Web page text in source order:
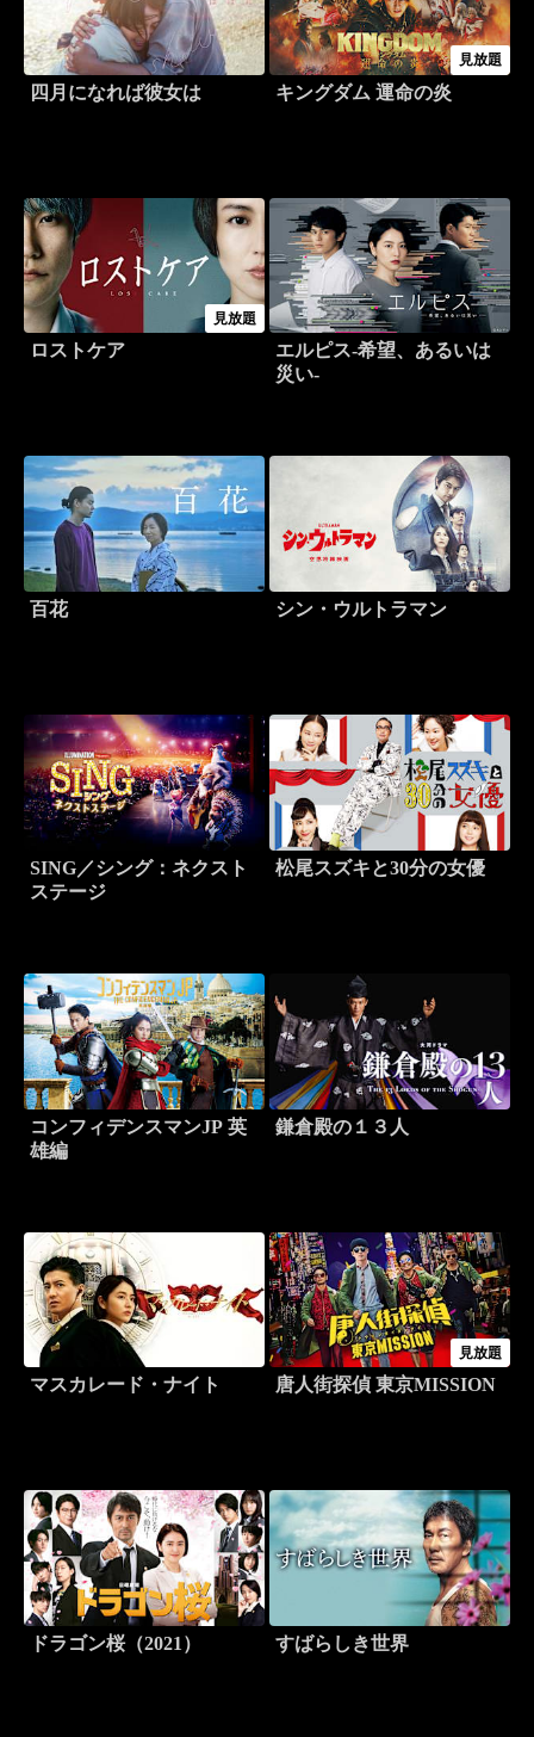
四月になれば彼女は
見放題
キングダム 運命の炎
見放題
ロストケア
エルピス-希望、あるいは
災い-
百花 シン・ウルトラマン
SING／シング：ネクスト
ステージ
松尾スズキと30分の女優
コンフィデンスマンJP 英
雄編
鎌倉殿の１３人
マスカレード・ナイト
見放題
唐人街探偵 東京MISSION
ドラゴン桜（2021） すばらしき世界